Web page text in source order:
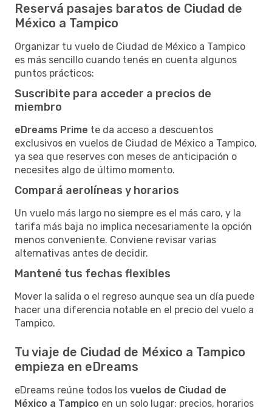
Reservá pasajes baratos de Ciudad de
México a Tampico
Organizar tu vuelo de Ciudad de México a Tampico
es más sencillo cuando tenés en cuenta algunos
puntos prácticos:
Suscribite para acceder a precios de
miembro
eDreams Prime te da acceso a descuentos
exclusivos en vuelos de Ciudad de México a Tampico,
ya sea que reserves con meses de anticipación o
necesites algo de último momento.
Compará aerolíneas y horarios
Un vuelo más largo no siempre es el más caro, y la
tarifa más baja no implica necesariamente la opción
menos conveniente. Conviene revisar varias
alternativas antes de decidir.
Mantené tus fechas flexibles
Mover la salida o el regreso aunque sea un día puede
hacer una diferencia notable en el precio del vuelo a
Tampico.
Tu viaje de Ciudad de México a Tampico
empieza en eDreams
eDreams reúne todos los vuelos de Ciudad de
México a Tampico en un solo lugar: precios, horarios